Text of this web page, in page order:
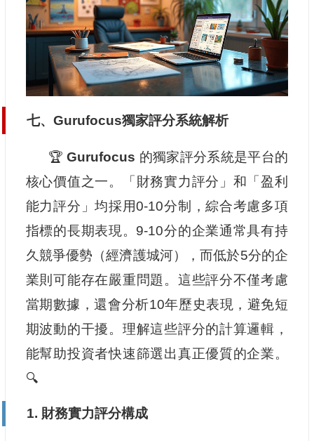
七、Gurufocus獨家評分系統解析
🏆Gurufocus 的獨家評分系統是平台的
核心價值之一。「財務實力評分」和「盈利
能力評分」均採用0-10分制，綜合考慮多項
指標的長期表現。9-10分的企業通常具有持
久競爭優勢（經濟護城河），而低於5分的企
業則可能存在嚴重問題。這些評分不僅考慮
當期數據，還會分析10年歷史表現，避免短
期波動的干擾。理解這些評分的計算邏輯，
能幫助投資者快速篩選出真正優質的企業。
🔍
1. 財務實力評分構成